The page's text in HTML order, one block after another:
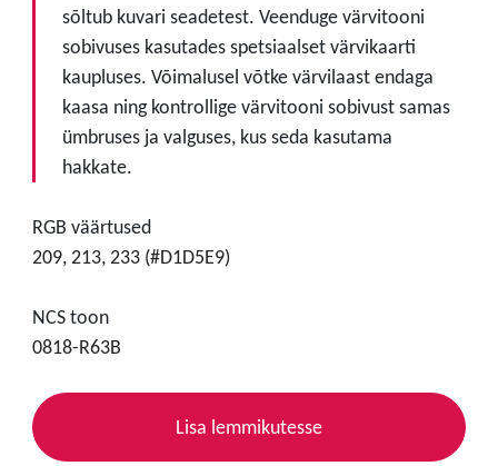
sõltub kuvari seadetest. Veenduge värvitooni
sobivuses kasutades spetsiaalset värvikaarti
kaupluses. Võimalusel võtke värvilaast endaga
kaasa ning kontrollige värvitooni sobivust samas
ümbruses ja valguses, kus seda kasutama
hakkate.
RGB väärtused
209, 213, 233 (#D1D5E9)
NCS toon
0818-R63B
Lisa lemmikutesse